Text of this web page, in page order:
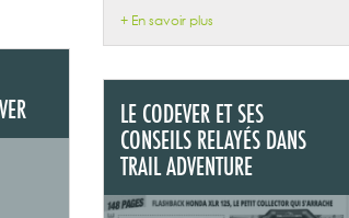
+ En savoir plus
LE CODEVER ET SES
CONSEILS RELAYÉS DANS
TRAIL ADVENTURE